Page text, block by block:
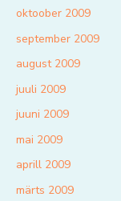
oktoober 2009
september 2009
august 2009
juuli 2009
juuni 2009
mai 2009
aprill 2009
märts 2009